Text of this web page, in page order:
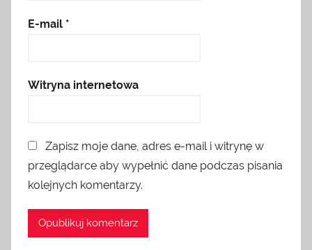
E-mail *
Witryna internetowa
Zapisz moje dane, adres e-mail i witrynę w
przeglądarce aby wypełnić dane podczas pisania
kolejnych komentarzy.